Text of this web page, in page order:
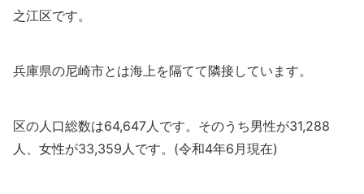
之江区です。
兵庫県の尼崎市とは海上を隔てて隣接しています。
区の人口総数は64,647人です。そのうち男性が31,288
人、女性が33,359人です。(令和4年6月現在)